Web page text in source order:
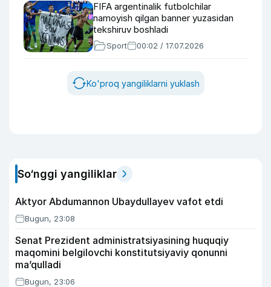
FIFA argentinalik futbolchilar
namoyish qilgan banner yuzasidan
tekshiruv boshladi
Sport 00:02 / 17.07.2026
Ko'proq yangiliklarni yuklash
So‘nggi yangiliklar
Aktyor Abdu­mannon Ubaydullayev vafot etdi
Bugun, 23:08
Senat Prezident administratsiyasining huquqiy
maqomini belgilovchi konstitutsiyaviy qonunni
ma’qulladi
Bugun, 23:06